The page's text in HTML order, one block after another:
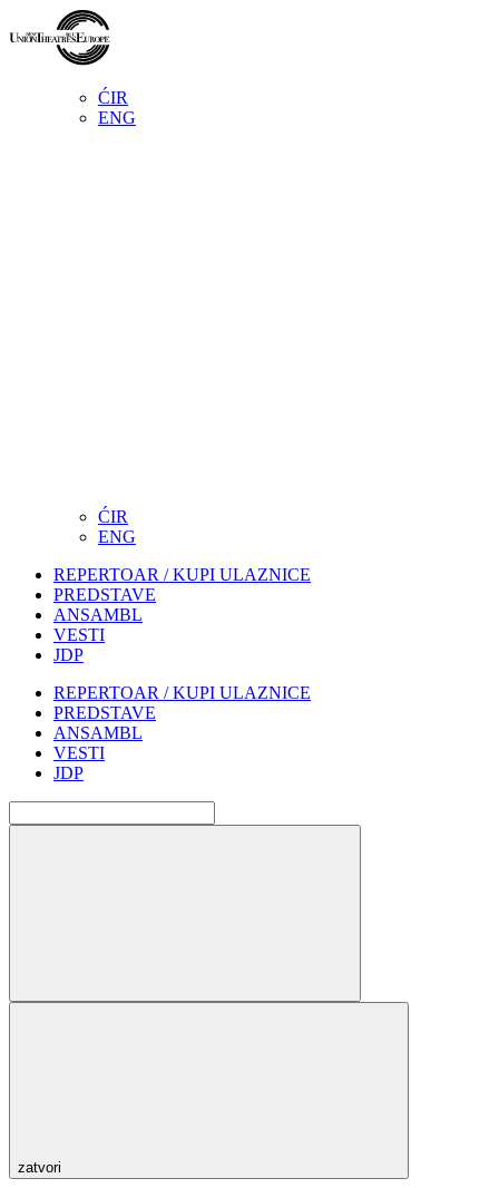
ĆIR
ENG
ĆIR
ENG
REPERTOAR / KUPI ULAZNICE
PREDSTAVE
ANSAMBL
VESTI
JDP
REPERTOAR / KUPI ULAZNICE
PREDSTAVE
ANSAMBL
VESTI
JDP
zatvori